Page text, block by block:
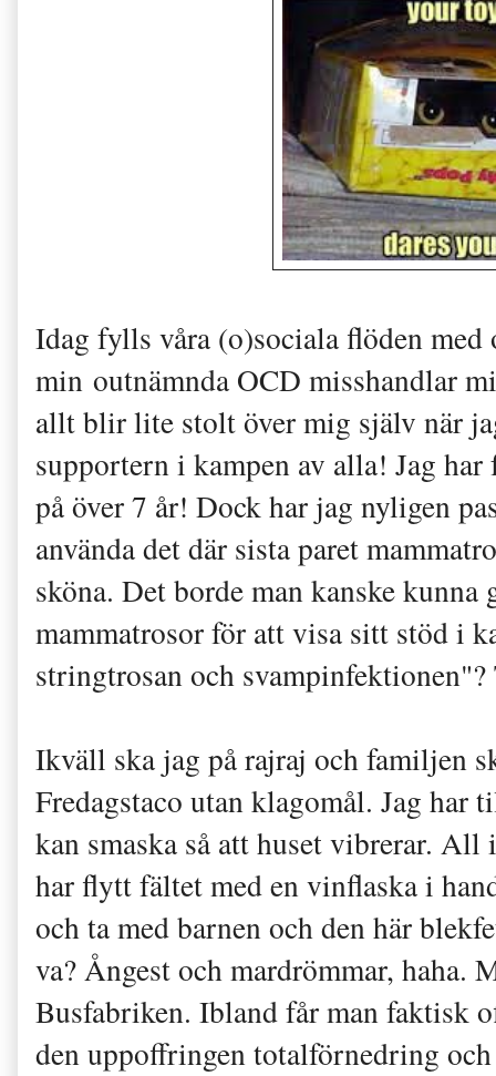
Idag fylls våra (o)sociala flöden
min outnämnda OCD misshandlar
allt blir lite stolt över mig själv när
supportern i kampen av alla! Jag
på över 7 år! Dock har jag nyligen
använda det där sista paret
sköna. Det borde man kanske
mammatrosor för att visa sitt stöd i
stringtrosan och svampinfektionen"?
Ikväll ska jag på rajraj och familjen
Fredagstaco utan klagomål. Jag
kan smaska så att huset vibrerar.
har flytt fältet med en vinflaska i
och ta med barnen och den här
va? Ångest och mardrömmar, haha.
Busfabriken. Ibland får man faktisk
den uppoffringen totalförnedring och